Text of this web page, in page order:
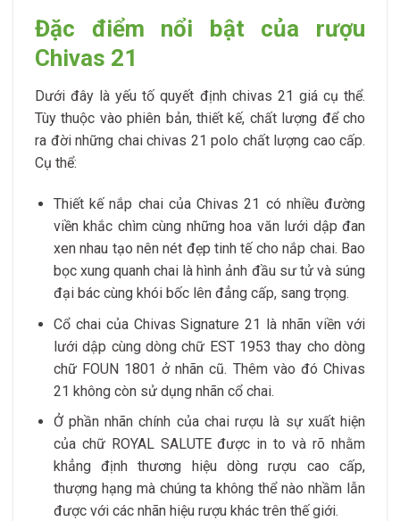
Đặc điểm nổi bật của rượu
Chivas 21
Dưới đây là yếu tố quyết định chivas 21 giá cụ thể.
Tùy thuộc vào phiên bản, thiết kế, chất lượng để cho
ra đời những chai chivas 21 polo chất lượng cao cấp.
Cụ thể:
Thiết kế nắp chai của Chivas 21 có nhiều đường
viền khắc chìm cùng những hoa văn lưới dập đan
xen nhau tạo nên nét đẹp tinh tế cho nắp chai. Bao
bọc xung quanh chai là hình ảnh đầu sư tử và súng
đại bác cùng khói bốc lên đẳng cấp, sang trọng.
Cổ chai của Chivas Signature 21 là nhãn viền với
lưới dập cùng dòng chữ EST 1953 thay cho dòng
chữ FOUN 1801 ở nhãn cũ. Thêm vào đó Chivas
21 không còn sử dụng nhãn cổ chai.
Ở phần nhãn chính của chai rượu là sự xuất hiện
của chữ ROYAL SALUTE được in to và rõ nhằm
khẳng định thương hiệu dòng rượu cao cấp,
thượng hạng mà chúng ta không thể nào nhầm lẫn
được với các nhãn hiệu rượu khác trên thế giới.